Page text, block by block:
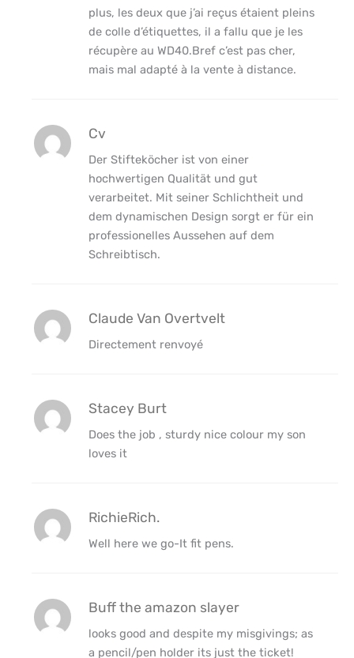
plus, les deux que j’ai reçus étaient pleins
de colle d’étiquettes, il a fallu que je les
récupère au WD40.Bref c’est pas cher,
mais mal adapté à la vente à distance.
Cv
Der Stifteköcher ist von einer
hochwertigen Qualität und gut
verarbeitet. Mit seiner Schlichtheit und
dem dynamischen Design sorgt er für ein
professionelles Aussehen auf dem
Schreibtisch.
Claude Van Overtvelt
Directement renvoyé
Stacey Burt
Does the job , sturdy nice colour my son
loves it
RichieRich.
Well here we go-It fit pens.
Buff the amazon slayer
looks good and despite my misgivings; as
a pencil/pen holder its just the ticket!